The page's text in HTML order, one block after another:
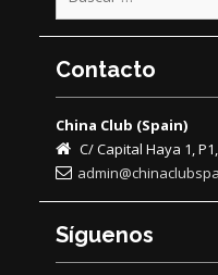
Contacto
China Club (Spain)
C/ Capital Haya 1,
Síguenos